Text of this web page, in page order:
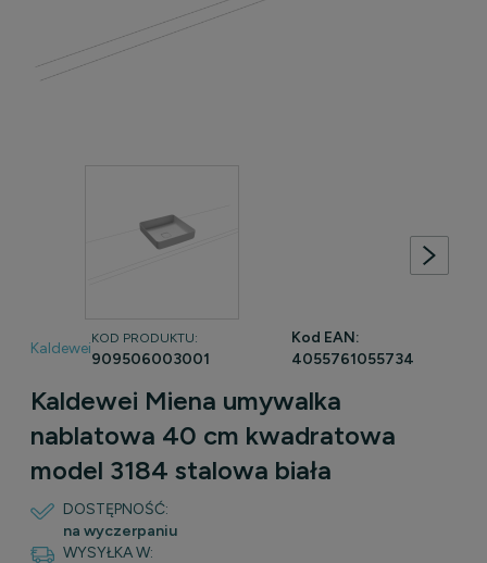
Kaldewei
KOD PRODUKTU:
909506003001
Kod EAN:
4055761055734
Kaldewei Miena umywalka
nablatowa 40 cm kwadratowa
model 3184 stalowa biała
DOSTĘPNOŚĆ:
na wyczerpaniu
WYSYŁKA W: